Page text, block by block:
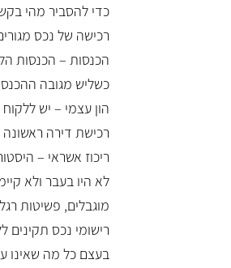
כדי להסביר מהי
רכישה של נכס
הכנסות – הכנסות
כשליש מגובה
הון עצמי – יש
רכישת דירה ראשונה נדרש הון עצמי של
ריכוז אשראי –
לא היו בעבר ולא
מוגבלים, פשיטות
רישומי נכס תקינים
בעצם כל מה שאינו